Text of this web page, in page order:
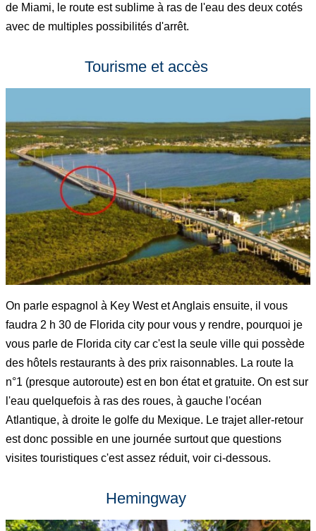
de Miami, le route est sublime à ras de l'eau des deux cotés
avec de multiples possibilités d'arrêt.
Tourisme et accès
On parle espagnol à Key West et Anglais ensuite, il vous
faudra 2 h 30 de Florida city pour vous y rendre, pourquoi je
vous parle de Florida city car c'est la seule ville qui possède
des hôtels restaurants à des prix raisonnables. La route la
n°1 (presque autoroute) est en bon état et gratuite. On est sur
l'eau quelquefois à ras des roues, à gauche l'océan
Atlantique, à droite le golfe du Mexique. Le trajet aller-retour
est donc possible en une journée surtout que questions
visites touristiques c'est assez réduit, voir ci-dessous.
Hemingway